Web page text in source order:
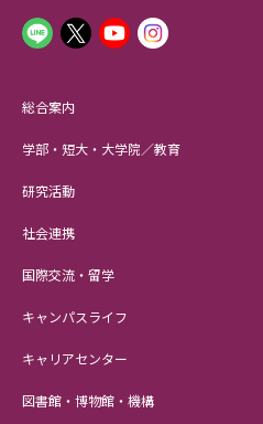
総合案内
学部・短大・大学院／教育
研究活動
社会連携
国際交流・留学
キャンパスライフ
キャリアセンター
図書館・博物館・機構